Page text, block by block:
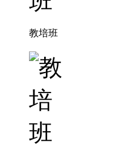
教培班